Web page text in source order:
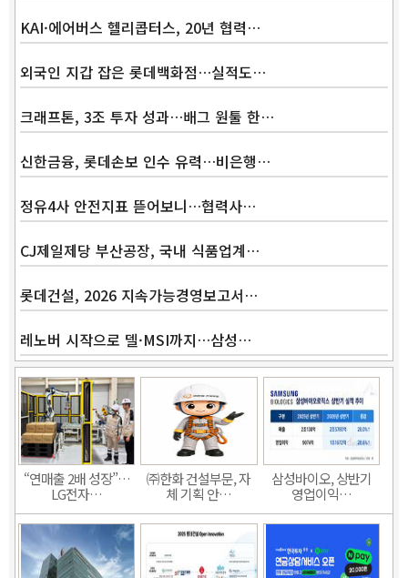
KAI·에어버스 헬리콥터스, 20년 협력…
외국인 지갑 잡은 롯데백화점…실적도…
크래프톤, 3조 투자 성과…배그 원툴 한…
신한금융, 롯데손보 인수 유력…비은행…
정유4사 안전지표 뜯어보니…협력사…
CJ제일제당 부산공장, 국내 식품업계…
롯데건설, 2026 지속가능경영보고서…
레노버 시작으로 델·MSI까지…삼성…
“연매출 2배 성장”…
LG전자…
㈜한화 건설부문, 자
체 기획 안…
삼성바이오, 상반기
영업이익…